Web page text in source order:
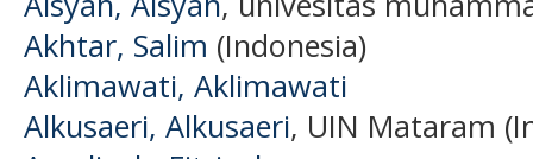
Akhtar, Salim (Indonesia)
Aklimawati, Aklimawati
Alkusaeri, Alkusaeri, UIN Mataram